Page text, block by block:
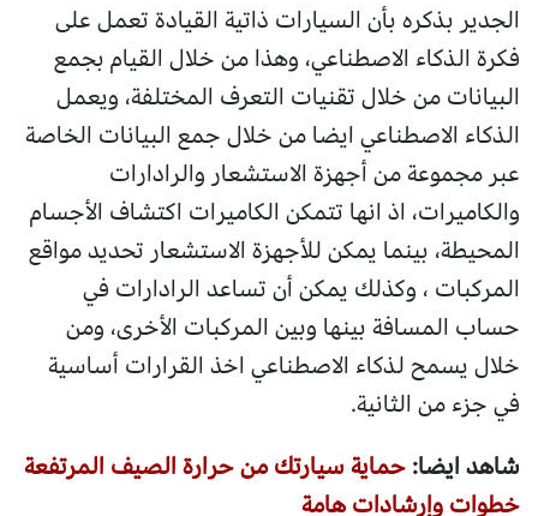
الجدير بذكره بأن السيارات ذاتية القيادة تعمل على
فكرة الذكاء الاصطناعي، وهذا من خلال القيام بجمع
البيانات من خلال تقنيات التعرف المختلفة، ويعمل
الذكاء الاصطناعي ايضا من خلال جمع البيانات الخاصة
عبر مجموعة من أجهزة الاستشعار والرادارات
والكاميرات، اذ انها تتمكن الكاميرات اكتشاف الأجسام
المحيطة، بينما يمكن للأجهزة الاستشعار تحديد مواقع
المركبات ، وكذلك يمكن أن تساعد الرادارات في
حساب المسافة بينها وبين المركبات الأخرى، ومن
خلال يسمح لذكاء الاصطناعي اخذ القرارات أساسية
في جزء من الثانية.
شاهد ايضا:حماية سيارتك من حرارة الصيف المرتفعة
خطوات وإرشادات هامة